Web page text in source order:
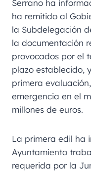
Serrano ha
ha remitido al
la Subdelegación
la documentación
provocados por el
plazo establecido,
primera
emergencia en el
millones de euros.
La primera edil ha
Ayuntamiento
requerida por la